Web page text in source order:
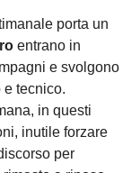
porta un
entrano in
e svolgono
e tecnico.
in questi
inutile forzare
per